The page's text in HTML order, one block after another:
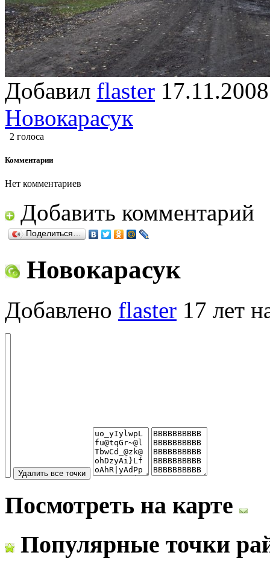
Добавил flaster
Новокарасук
2 голоса
Комментарии
Нет комментариев
Добавить комментарий
Поделиться…
Новокарасук
Добавлено flaster 17 лет
Посмотреть на карте
Популярные точки